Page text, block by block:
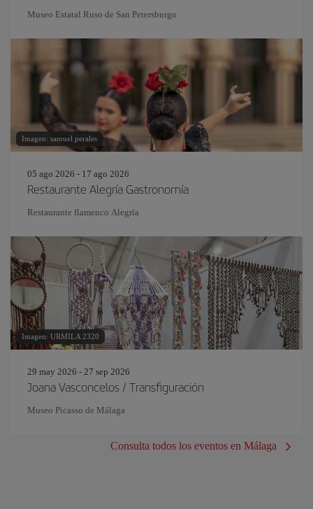
Museo Estatal Ruso de San Petersburgo
Imagen: samuel perales
05 ago 2026 - 17 ago 2026
Restaurante Alegría Gastronomía
Restaurante flamenco Alegría
Imagen: URMILA 2320
29 may 2026 - 27 sep 2026
Joana Vasconcelos / Transfiguración
Museo Picasso de Málaga
Consulta todos los eventos en Málaga